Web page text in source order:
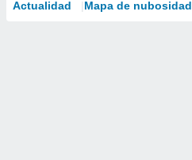
Actualidad Mapa de nubosidad